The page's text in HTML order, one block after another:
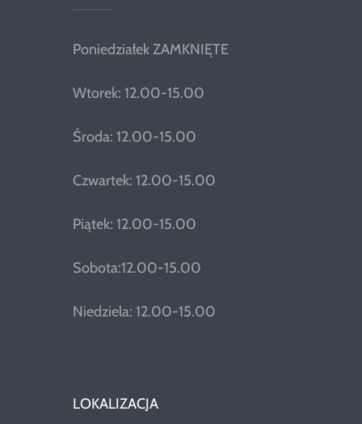
Poniedziałek ZAMKNIĘTE
Wtorek: 12.00-15.00
Środa: 12.00-15.00
Czwartek: 12.00-15.00
Piątek: 12.00-15.00
Sobota:12.00-15.00
Niedziela: 12.00-15.00
LOKALIZACJA